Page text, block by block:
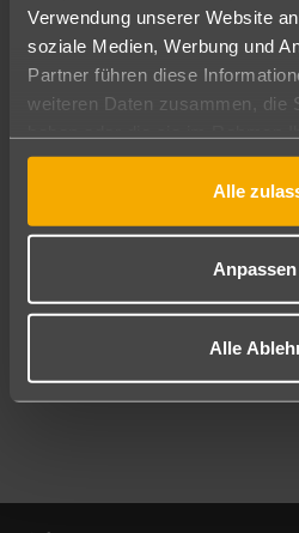
Verwendung unserer Website
soziale Medien, Werbung und
Partner führen diese
weiteren Daten zusammen, die
gesammelt haben.
Alle
Anpassen
Alle
Abflughafen
Alle Abflughäfen
11.08.26–09.08.27 7-
Mehr Filter